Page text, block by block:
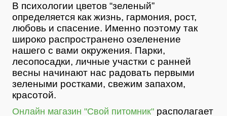
В психологии цветов “зеленый”
определяется как жизнь, гармония, рост,
любовь и спасение. Именно поэтому так
широко распространено озеленение
нашего с вами окружения. Парки,
лесопосадки, личные участки с ранней
весны начинают нас радовать первыми
зелеными ростками, свежим запахом,
красотой.
Онлайн магазин "Свой питомник" располагает